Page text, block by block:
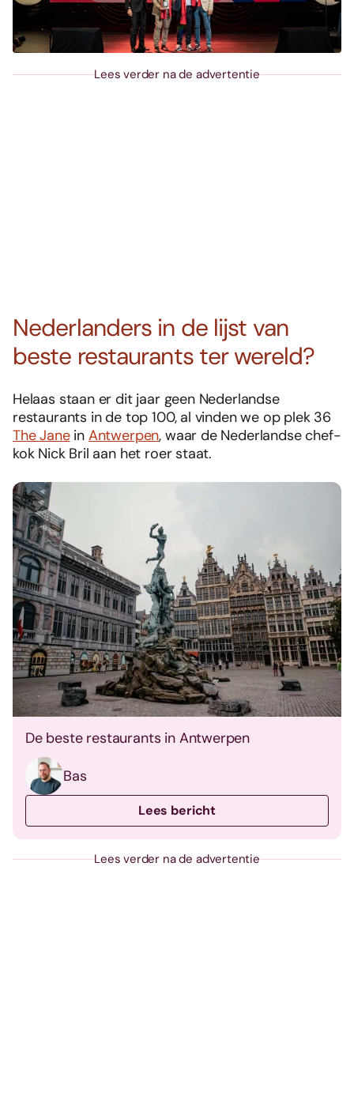
Lees verder na de advertentie
Nederlanders in de lijst van
beste restaurants ter wereld?
Helaas staan er dit jaar geen Nederlandse
restaurants in de top 100, al vinden we op plek 36
The Janein Antwerpen, waar de Nederlandse chef-
kok Nick Bril aan het roer staat.
De beste restaurants in Antwerpen
Bas
Lees bericht
Lees verder na de advertentie